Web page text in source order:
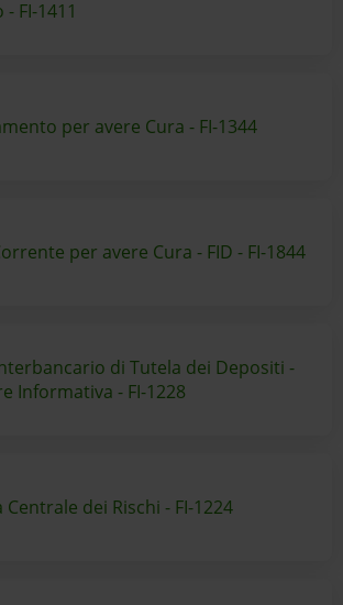
FI-1411
per avere Cura - FI-1344
per avere Cura - FID - FI-1844
di Tutela dei Depositi -
Informativa - FI-1228
Centrale dei Rischi - FI-1224